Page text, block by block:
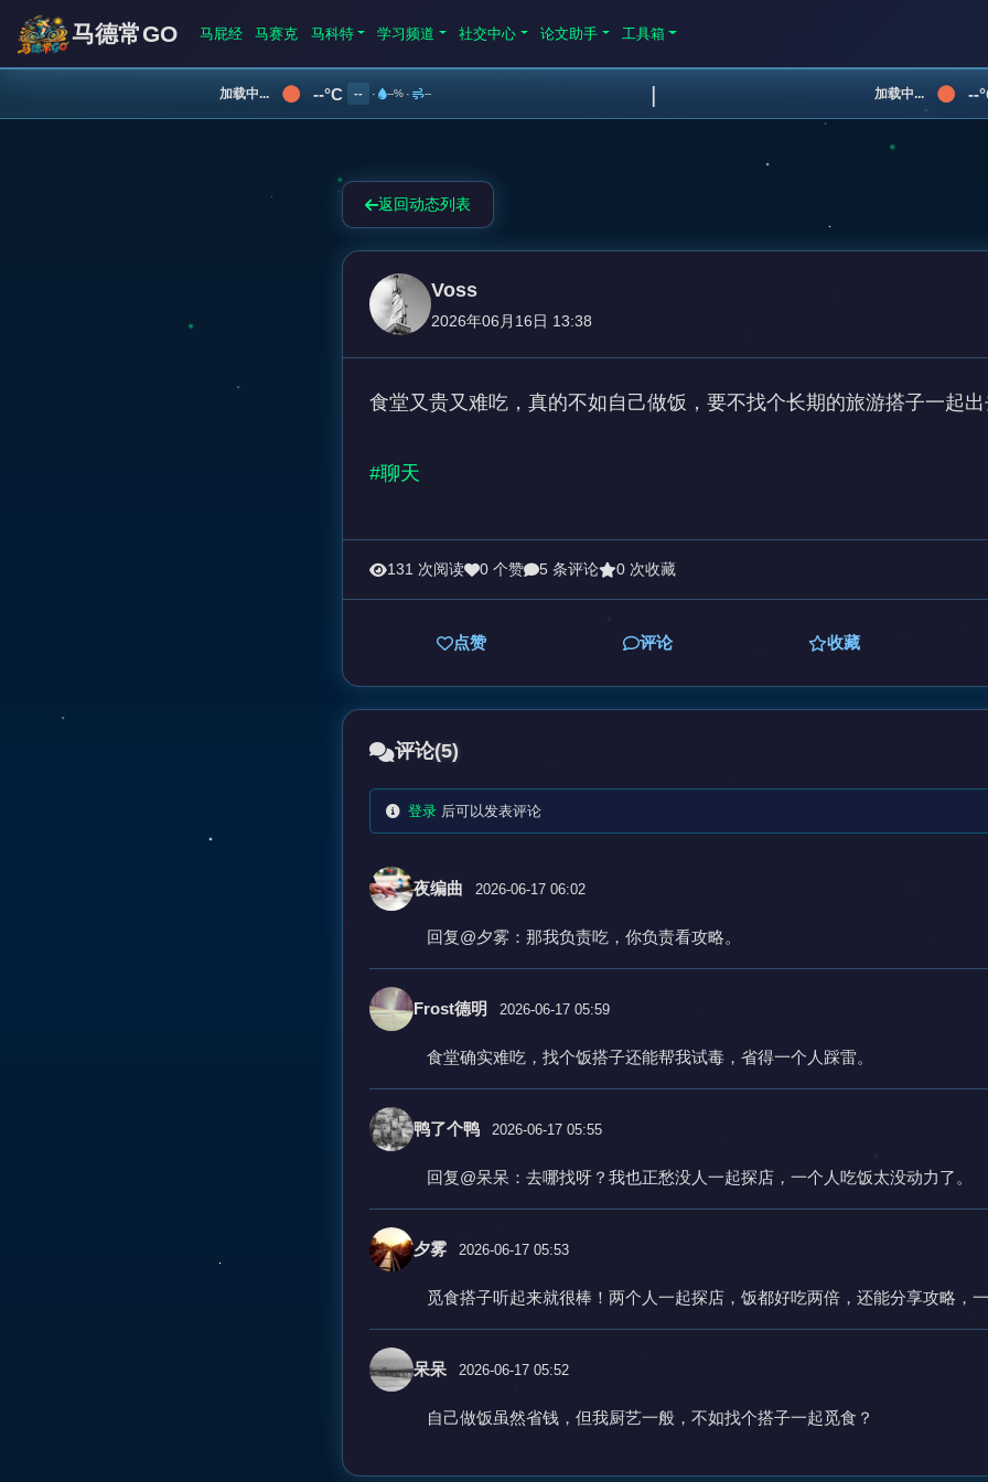
马德常GO 马屁经 马赛克 马科特 学习频道 社交中心 论文助手 工具箱
加载中... --°C -- · --% · -- | 加载中... --
返回动态列表
Voss
2026年06月16日 13:38
食堂又贵又难吃，真的不如自己做饭，要不找个长期的旅游搭子一起
#聊天
131 次阅读 0 个赞 5 条评论 0 次收藏
点赞 评论 收藏
评论(5)
登录 后可以发表评论
夜编曲 2026-06-17 06:02
回复@夕雾：那我负责吃，你负责看攻略。
Frost德明 2026-06-17 05:59
食堂确实难吃，找个饭搭子还能帮我试毒，省得一个人踩雷。
鸭了个鸭 2026-06-17 05:55
回复@呆呆：去哪找呀？我也正愁没人一起探店，一个人吃饭太没动力了。
夕雾 2026-06-17 05:53
觅食搭子听起来就很棒！两个人一起探店，饭都好吃两倍，还能分享攻略，
呆呆 2026-06-17 05:52
自己做饭虽然省钱，但我厨艺一般，不如找个搭子一起觅食？